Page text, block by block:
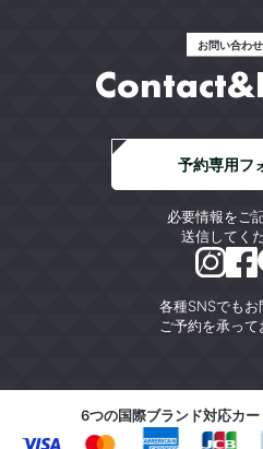
お問い合わ
各種SNSでも
ご予約を承って
予約専用フ
必要情報をご
送信してく
6つの国際ブランド対応カー